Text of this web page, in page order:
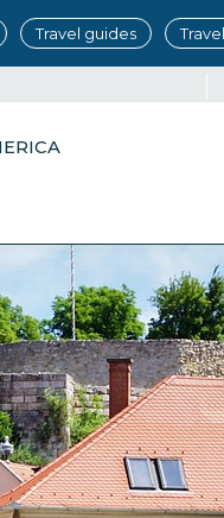
Travel guides